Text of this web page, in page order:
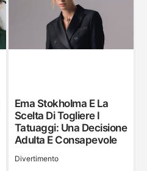
Ema Stokholma E La
Scelta Di Togliere I
Tatuaggi: Una Decisione
Adulta E Consapevole
Divertimento